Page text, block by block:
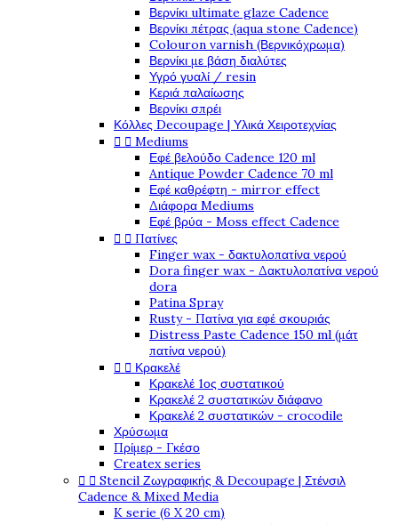
Βερνίκι ultimate glaze Cadence
Βερνίκι πέτρας (aqua stone Cadence)
Colouron varnish (Βερνικόχρωμα)
Βερνίκι με βάση διαλύτες
Υγρό γυαλί / resin
Κεριά παλαίωσης
Βερνίκι σπρέι
Κόλλες Decoupage | Υλικά Χειροτεχνίας
  Mediums
Εφέ βελούδο Cadence 120 ml
Antique Powder Cadence 70 ml
Εφέ καθρέφτη - mirror effect
Διάφορα Mediums
Εφέ βρύα - Moss effect Cadence
  Πατίνες
Finger wax - δακτυλοπατίνα νερού
Dora finger wax - Δακτυλοπατίνα νερού
dora
Patina Spray
Rusty - Πατίνα για εφέ σκουριάς
Distress Paste Cadence 150 ml (μάτ
πατίνα νερού)
  Κρακελέ
Κρακελέ 1ος συστατικού
Κρακελέ 2 συστατικών διάφανο
Κρακελέ 2 συστατικών - crocodile
Χρύσωμα
Πρίμερ - Γκέσο
Createx series
  Stencil Ζωγραφικής & Decoupage | Στένσιλ
Cadence & Mixed Media
K serie (6 X 20 cm)